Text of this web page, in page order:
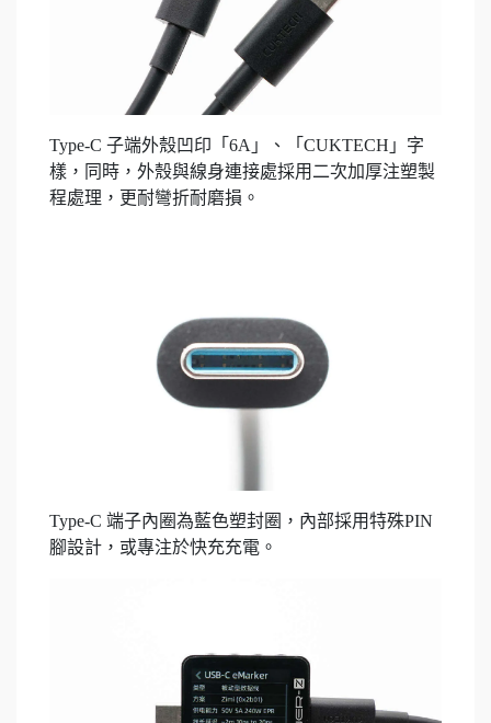
Type-C 子端外殼凹印「6A」、「CUKTECH」字
樣，同時，外殼與線身連接處採用二次加厚注塑製
程處理，更耐彎折耐磨損。
Type-C 端子內圈為藍色塑封圈，內部採用特殊PIN
腳設計，或專注於快充充電。